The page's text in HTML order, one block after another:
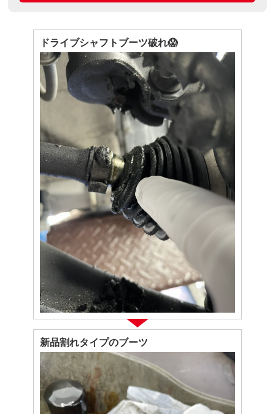
ドライブシャフトブーツ破れ😱
新品割れタイプのブーツ